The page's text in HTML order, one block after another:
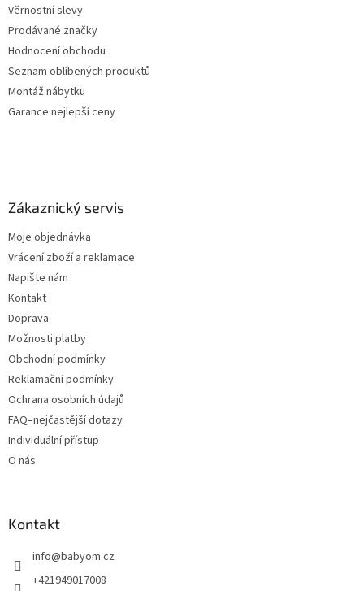
Věrnostní slevy
Prodávané značky
Hodnocení obchodu
Seznam oblíbených produktů
Montáž nábytku
Garance nejlepší ceny
Zákaznický servis
Moje objednávka
Vrácení zboží a reklamace
Napište nám
Kontakt
Doprava
Možnosti platby
Obchodní podmínky
Reklamační podmínky
Ochrana osobních údajů
FAQ–nejčastější dotazy
Individuální přístup
O nás
Kontakt
info@babyom.cz
+421949017008